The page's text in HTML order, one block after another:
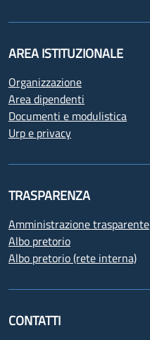
AREA ISTITUZIONALE
Organizzazione
Area dipendenti
Documenti e modulistica
Urp e privacy
TRASPARENZA
Amministrazione trasparente
Albo pretorio
Albo pretorio (rete interna)
CONTATTI